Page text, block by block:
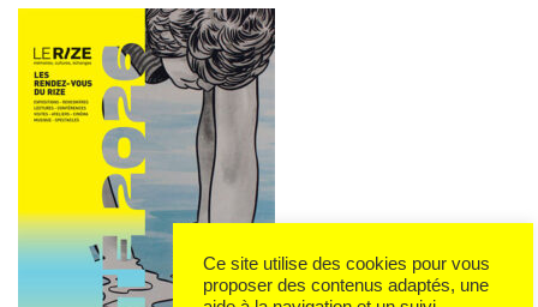
Ce site utilise des cookies pour vous
proposer des contenus adaptés, une